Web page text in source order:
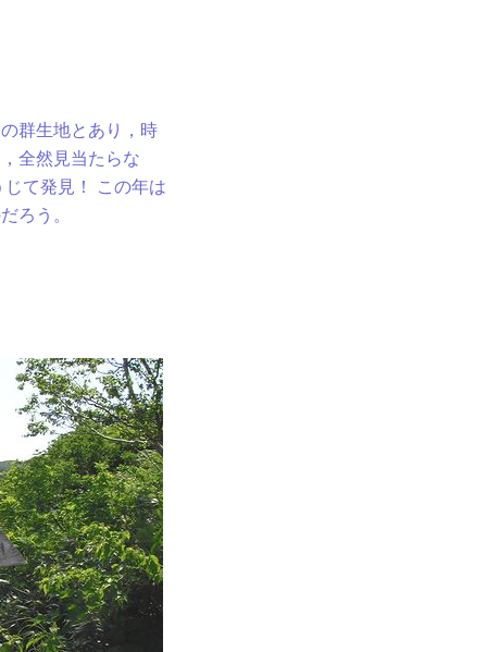
群生地とあり，時
全然見当たらな
じて発見！ この年は
ろう。